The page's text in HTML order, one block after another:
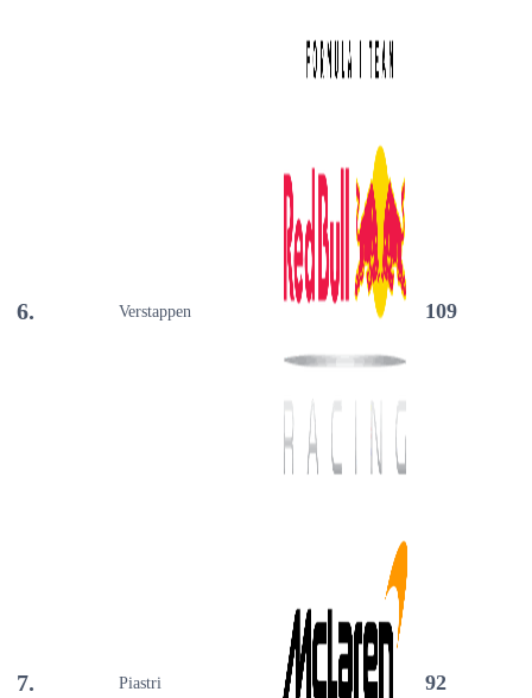
6. Verstappen 109
7. Piastri 92